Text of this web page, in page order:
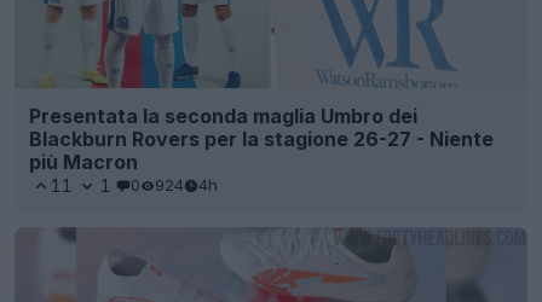
Presentata la seconda maglia Umbro dei
Blackburn Rovers per la stagione 26-27 - Niente
più Macron
11 1 0 924 4h